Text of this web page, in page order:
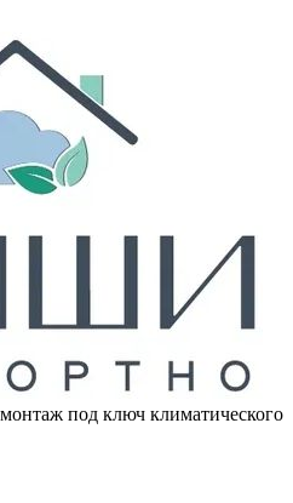
под ключ климатического